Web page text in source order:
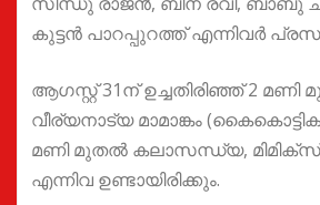
കുട്ടൻ പാറപ്പുറത്ത് എന്നിവർ
ആഗസ്റ്റ് 31ന് ഉച്ചതിരിഞ്ഞ് 2
വീര്യനാട്യ മാമാങ്കം
മണി മുതൽ കലാസന്ധ്യ,
എന്നിവ ഉണ്ടായിരിക്കും.